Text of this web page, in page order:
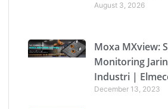
August 3, 2026
Moxa MXview:
Monitoring
Industri |
December 13, 2023